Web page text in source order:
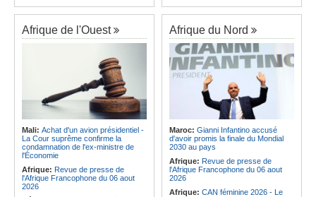
Afrique:La Cour international de
justice fixe le calendrier de la
Visite du Président de la
République et de la Première Dame
à Yamoussoukro
Afrique:L'Angola participe à la 21e
réunion du Partenariat Afrique-
Monde arabe au Caire
Congo-Kinshasa:Ebola - Contre le
variant Bundibugyo, plusieurs
essais lancés mais aucun traitement
Cameroun:Plusieurs
ressortissants expulsés des États-
Afrique:L'Éthiopie accueillera la
76e session du Comité régional de
l'OMS pour le continent
Madagascar:RN4 - Des portions
restent critiques
Madagascar:
Antaninandro- Un
récidiviste armé se présente comme
Madagascar:Spectacle - Star Tour
transforme Mahajanga en aire de
fête
Madagascar:
Musée de la Photo démystifie teza
Afrique de l'Ouest
Mali: Achat d'un avion présidentiel -
La Cour suprême confirme la
condamnation de l'ex-ministre de
l'Économie
Afrique: Revue de presse de
l'Afrique Francophone du 06 aout
2026
Afrique du Nord
Maroc: Gianni Infantino accusé
d'avoir promis la finale du Mondial
2030 au pays
Afrique: Revue de presse de
l'Afrique Francophone du 06 aout
2026
Afrique: CAN féminine 2026 - Le